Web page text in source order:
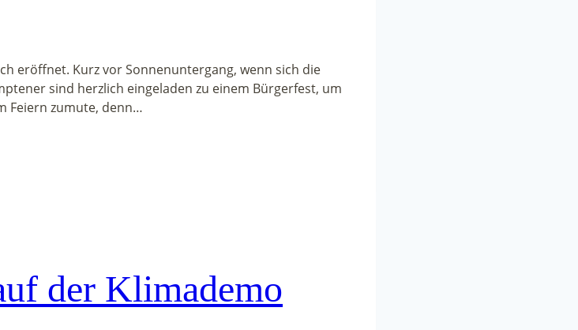
eröffnet. Kurz vor Sonnenuntergang, wenn sich die
sind herzlich eingeladen zu einem Bürgerfest, um
Feiern zumute, denn…
der Klimademo